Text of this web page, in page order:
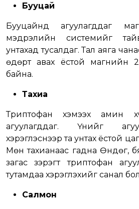
Бууцай
Бууцайнд агуулагддаг
мэдрэлийн системийг
унтахад тусалдаг. Тал аяга
өдөрт авах ёстой магнийн
байна.
Тахиа
Триптофан хэмээх амин
агуулагддаг. Үүнийг
хэрэглэснээр та унтах ёстой
Мөн тахианаас гадна Өндөг,
загас зэрэгт триптофан
тутамдаа хэрэглэхийг санал
Салмон